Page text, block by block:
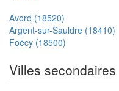
Avord (18520)
Argent-sur-Sauldre (18410)
Foëcy (18500)
Villes secondaires